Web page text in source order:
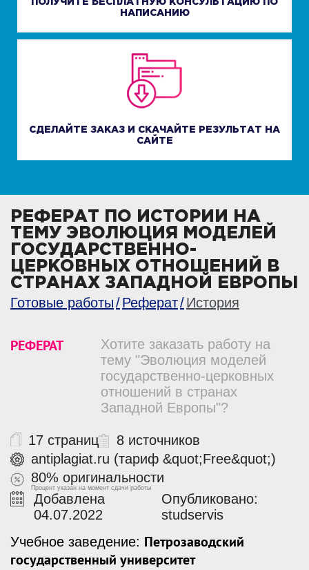
ПОЛУЧИТЕ БЕСПЛАТНУЮ КОНСУЛЬТАЦИЮ ПО
НАПИСАНИЮ
СДЕЛАЙТЕ ЗАКАЗ И СКАЧАЙТЕ РЕЗУЛЬТАТ НА
САЙТЕ
РЕФЕРАТ ПО ИСТОРИИ НА
ТЕМУ ЭВОЛЮЦИЯ МОДЕЛЕЙ
ГОСУДАРСТВЕННО-
ЦЕРКОВНЫХ ОТНОШЕНИЙ В
СТРАНАХ ЗАПАДНОЙ ЕВРОПЫ
Готовые работы
Реферат История
РЕФЕРАТ
Хотите заказать работу на
тему "Эволюция моделей
государственно-церковных
отношений в странах
Западной Европы"?
17 страниц
8 источников
antiplagiat.ru (тариф &quot;Free&quot;)
80% оригинальности
Процент указан на момент сдачи работы
Добавлена
04.07.2022
Опубликовано:
studservis
Учебное заведение: Петрозаводский
государственный университет